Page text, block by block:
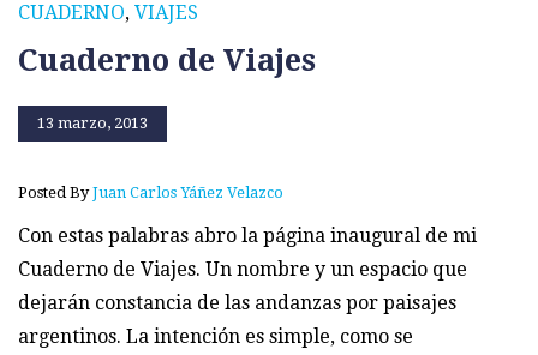
CUADERNO, VIAJES
Cuaderno de Viajes
13 marzo, 2013
Posted ByJuan Carlos Yáñez Velazco
Con estas palabras abro la página inaugural de mi
Cuaderno de Viajes. Un nombre y un espacio que
dejarán constancia de las andanzas por paisajes
argentinos. La intención es simple, como se